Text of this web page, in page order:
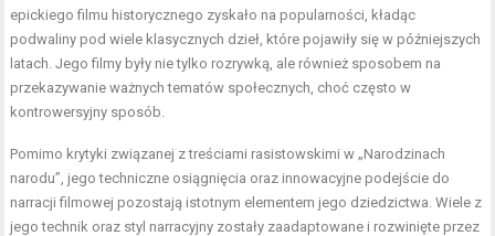
epickiego filmu historycznego zyskało na popularności, kładąc
podwaliny pod wiele klasycznych dzieł, które pojawiły się w późniejszych
latach. Jego filmy były nie tylko rozrywką, ale również sposobem na
przekazywanie ważnych tematów społecznych, choć często w
kontrowersyjny sposób.
Pomimo krytyki związanej z treściami rasistowskimi w „Narodzinach
narodu”, jego techniczne osiągnięcia oraz innowacyjne podejście do
narracji filmowej pozostają istotnym elementem jego dziedzictwa. Wiele z
jego technik oraz styl narracyjny zostały zaadaptowane i rozwinięte przez